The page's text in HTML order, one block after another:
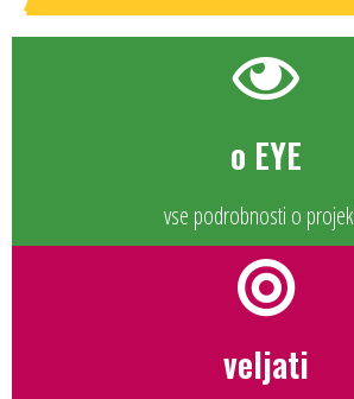
o EYE
vse podrobnosti o
veljati